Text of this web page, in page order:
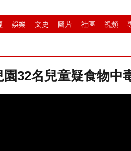
娛樂 文史 圖片 社區 視頻
園32名兒童疑食物中